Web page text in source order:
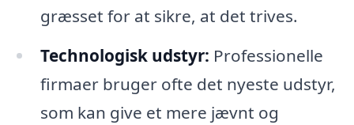
græsset for at sikre, at det trives.
Technologisk udstyr: Professionelle
firmaer bruger ofte det nyeste udstyr,
som kan give et mere jævnt og